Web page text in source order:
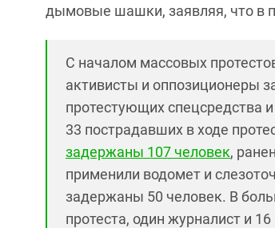
дымовые шашки, заявляя, что в
С началом массовых
активисты и оппозиционеры
протестующих спецсредства
33 пострадавших в ходе
задержаны 107 человек,
применили водомет и
задержаны 50 человек. В
протеста, один журналист и